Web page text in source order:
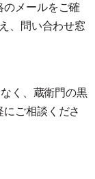
メールをご確
、問い合わせ窓
く、蔵衛門の黒
ご相談くださ